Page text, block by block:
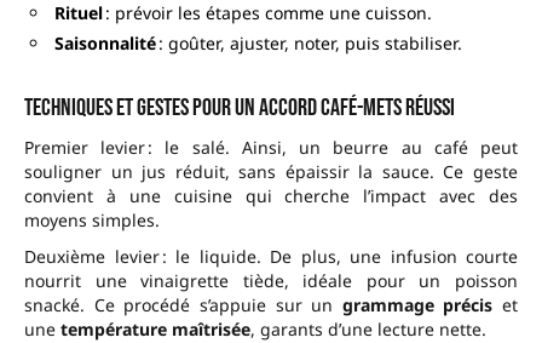
Rituel: prévoir les étapes comme une cuisson.
Saisonnalité: goûter, ajuster, noter, puis stabiliser.
Techniques et gestes pour un accord café-mets réussi
Premier levier : le salé. Ainsi, un beurre au café peut
souligner un jus réduit, sans épaissir la sauce. Ce geste
convient à une cuisine qui cherche l’impact avec des
moyens simples.
Deuxième levier : le liquide. De plus, une infusion courte
nourrit une vinaigrette tiède, idéale pour un poisson
snacké. Ce procédé s’appuie sur un grammage précis et
une température maîtrisée, garants d’une lecture nette.